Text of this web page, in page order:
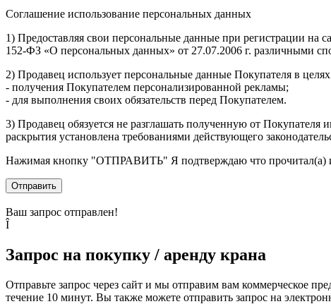
Соглашение использование персональных данных
1) Предоставляя свои персональные данные при регистрации на
152-ФЗ «О персональных данных» от 27.07.2006 г. различными
2) Продавец использует персональные данные Покупателя в
- получения Покупателем персонализированной рекламы;
- для выполнения своих обязательств перед Покупателем.
3) Продавец обязуется не разглашать полученную от Покупателя
раскрытия установлена требованиями действующего
Нажимая кнопку "ОТПРАВИТЬ" Я подтверждаю что прочитал(а)
Отправить
Ваш запрос отправлен!
Î
Запрос на покупку / аренду крана
Отправьте запрос через сайт и мы отправим вам коммерческое
течение 10 минут. Вы также можете отправить запрос на